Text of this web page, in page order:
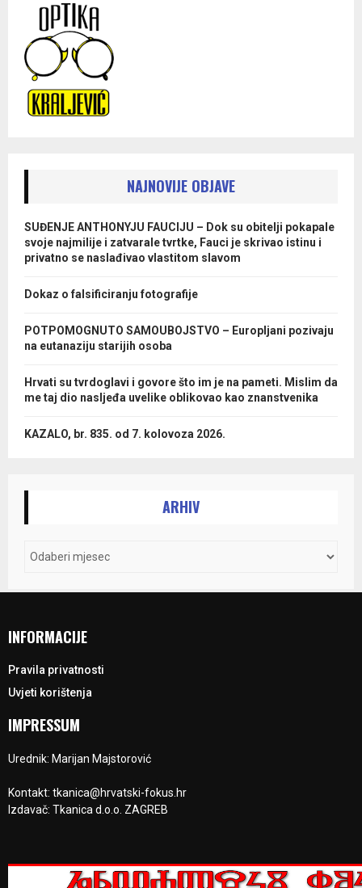
NAJNOVIJE OBJAVE
SUĐENJE ANTHONYJU FAUCIJU – Dok su obitelji pokapale
svoje najmilije i zatvarale tvrtke, Fauci je skrivao istinu i
privatno se naslađivao vlastitom slavom
Dokaz o falsificiranju fotografije
POTPOMOGNUTO SAMOUBOJSTVO – Europljani pozivaju
na eutanaziju starijih osoba
Hrvati su tvrdoglavi i govore što im je na pameti. Mislim da
me taj dio nasljeđa uvelike oblikovao kao znanstvenika
KAZALO, br. 835. od 7. kolovoza 2026.
ARHIV
INFORMACIJE
Pravila privatnosti
Uvjeti korištenja
IMPRESSUM
Urednik: Marijan Majstorović
Kontakt: tkanica@hrvatski-fokus.hr
Izdavač: Tkanica d.o.o. ZAGREB